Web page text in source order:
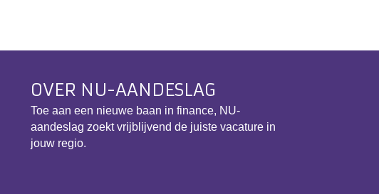
OVER NU-AANDESLAG
Toe aan een nieuwe baan in finance, NU-
aandeslag zoekt vrijblijvend de juiste vacature in
jouw regio.